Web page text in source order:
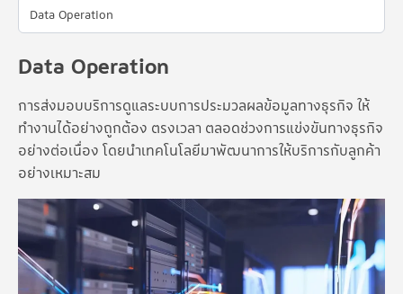
Data Operation
การส่งมอบบริการดูแลระบบการประมวลผลข้อมูลทางธุรกิจ ให้
ทำงานได้อย่างถูกต้อง ตรงเวลา ตลอดช่วงการแข่งขันทางธุรกิจ
อย่างต่อเนื่อง โดยนำเทคโนโลยีมาพัฒนาการให้บริการกับลูกค้า
อย่างเหมาะสม